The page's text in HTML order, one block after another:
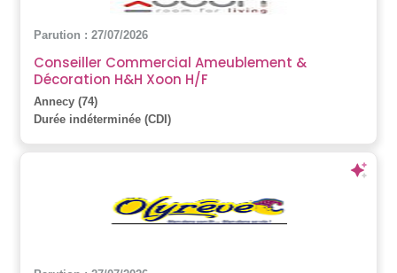
Parution : 27/07/2026
Conseiller Commercial Ameublement &
Décoration H&H Xoon H/F
Annecy (74)
Durée indéterminée (CDI)